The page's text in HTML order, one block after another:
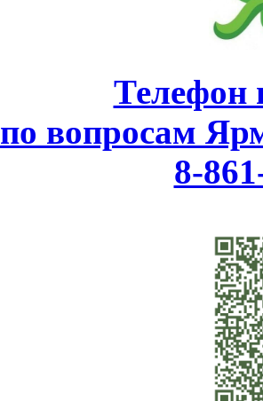
Телефон
по вопросам
8-